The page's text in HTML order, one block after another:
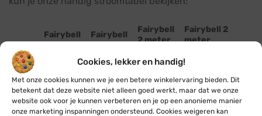
Cookies, lekker en handig!
Met onze cookies kunnen we je een betere winkelervaring bieden. Dit
betekent dat deze website niet alleen goed werkt, maar dat we onze
website ook voor je kunnen verbeteren en je op een anonieme manier
onze marketing inspanningen ondersteund. Cookies weigeren kan
Fairybell
Fairybell
Fairybell
2 meter
Twinkle
Fairybell 2
meter
180 LED
Week
1
€0,11
(0,336
kWh)
€0,11
(0,336
kWh)
€0,11
(0,336
kWh)
€0,11 (0,336
kWh)